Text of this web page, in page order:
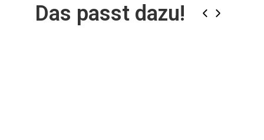
Das passt dazu! ‹ ›